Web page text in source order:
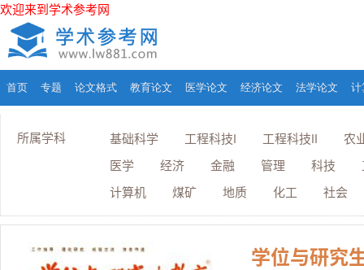
欢迎来到学术参考网
首页 专题 论文格式 教育论文 医学论文 经济论文 法学论文 计
所属学科 基础科学 工程科技I 工程科技II
农
医学
经济 金融 管理 科技
计算机
煤矿 地质 化工 社会
学位与研究